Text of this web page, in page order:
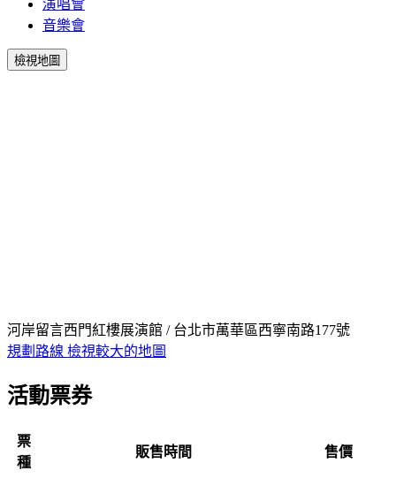
演唱會
音樂會
檢視地圖
河岸留言西門紅樓展演館 / 台北市萬華區西寧南路177號
規劃路線 檢視較大的地圖
活動票券
票
種
販售時間 售價